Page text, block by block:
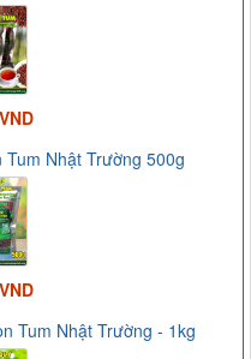
Tum Nhật Trường 500g
Tum Nhật Trường - 1kg